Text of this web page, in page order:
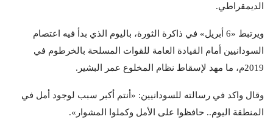
الديمقراطي.
ويرتبط «6 أبريل» في ذاكرة الثورة، باليوم الذي بدأ فيه اعتصام
السودانيين أمام القيادة العامة للقوات المسلحة بالخرطوم في
2019م، ما مهد لإسقاط نظام المخلوع عمر البشير.
وقال واكد في رسالته للسودانيين: «أنتم أكبر سبب لوجود أمل في
المنطقة اليوم.. حافظوا على الأمل وكملوا المشوار».